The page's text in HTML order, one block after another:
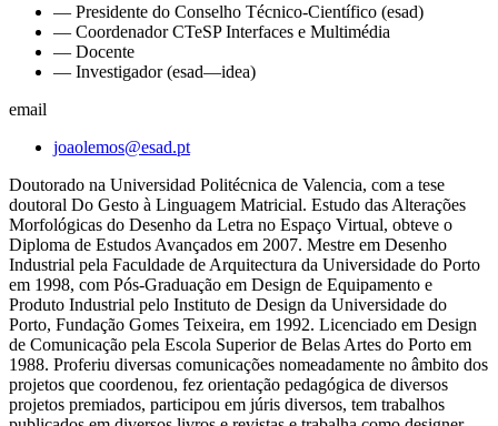
— Presidente do Conselho Técnico-Científico (esad)
— Coordenador CTeSP Interfaces e Multimédia
— Docente
— Investigador (esad—idea)
email
joaolemos@esad.pt
Doutorado na Universidad Politécnica de Valencia, com a tese
doutoral Do Gesto à Linguagem Matricial. Estudo das Alterações
Morfológicas do Desenho da Letra no Espaço Virtual, obteve o
Diploma de Estudos Avançados em 2007. Mestre em Desenho
Industrial pela Faculdade de Arquitectura da Universidade do Porto
em 1998, com Pós-Graduação em Design de Equipamento e
Produto Industrial pelo Instituto de Design da Universidade do
Porto, Fundação Gomes Teixeira, em 1992. Licenciado em Design
de Comunicação pela Escola Superior de Belas Artes do Porto em
1988. Proferiu diversas comunicações nomeadamente no âmbito dos
projetos que coordenou, fez orientação pedagógica de diversos
projetos premiados, participou em júris diversos, tem trabalhos